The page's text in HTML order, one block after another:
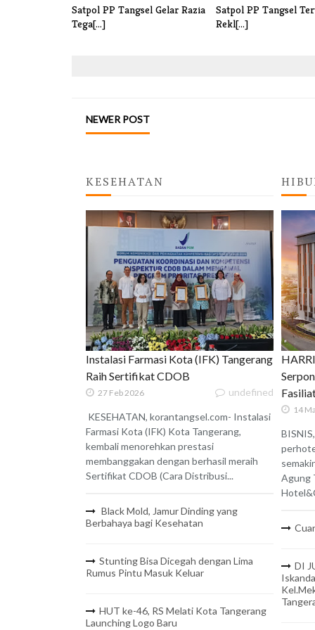
Satpol PP Tangsel Gelar Razia
Tega[...]
Satpol PP Tangsel
Rekl[...]
NEWER POST
KESEHATAN
Instalasi Farmasi Kota (IFK) Tangerang
Raih Sertifikat CDOB
27 Feb 2026 undefined
KESEHATAN, korantangsel.com- Instalasi
Farmasi Kota (IFK) Kota Tangerang,
kembali menorehkan prestasi
membanggakan dengan berhasil meraih
Sertifikat CDOB (Cara Distribusi...
Black Mold, Jamur Dinding yang
Berbahaya bagi Kesehatan
Stunting Bisa Dicegah dengan Lima
Rumus Pintu Masuk Keluar
HUT ke-46, RS Melati Kota Tangerang
Launching Logo Baru
14
Agung
DI